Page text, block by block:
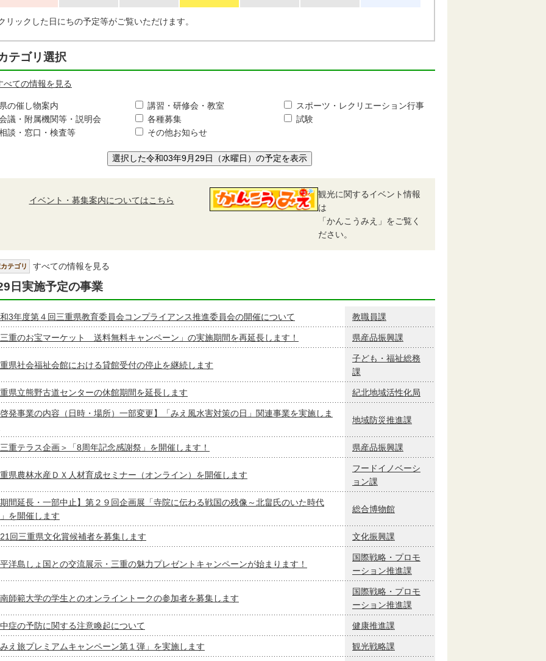
リックした日にちの予定等がご覧いただけます。
テゴリ選択
べての情報を見る
県の催し物案内 講習・研修会・教室
スポーツ・レクリエーション行事
議・附属機関等・説明会
各種募集
試験
談・窓口・検査等
その他お知らせ
選択した令和03年9月29日（水曜日）の予定を表示
イベント・募集案内についてはこちら
観光に関するイベント情報
は
「かんこうみえ」をご覧く
ださい。
テゴリ すべての情報を見る
日実施予定の事業
3年度第４回三重県教育委員会コンプライアンス推進委員会の開催について 教職員課
三重のお宝マーケット 送料無料キャンペーン」の実施期間を再延長します！ 県産品振興課
県社会福祉会館における貸館受付の停止を継続します
子ども・福祉総務
課
県立熊野古道センターの休館期間を延長します 紀北地域活性化局
啓発事業の内容（日時・場所）一部変更】「みえ風水害対策の日」関連事業を実施しま
地域防災推進課
三重テラス企画＞「8周年記念感謝祭」を開催します！ 県産品振興課
県農林水産ＤＸ人材育成セミナー（オンライン）を開催します
フードイノベーシ
ョン課
期間延長・一部中止】第２９回企画展「寺院に伝わる戦国の残像～北畠氏のいた時代
を開催します
総合博物館
回三重県文化賞候補者を募集します 文化振興課
洋島しょ国との交流展示・三重の魅力プレゼントキャンペーンが始まります！
国際戦略・プロモ
ーション推進課
師範大学の学生とのオンライントークの参加者を募集します
国際戦略・プロモ
ーション推進課
症の予防に関する注意喚起について 健康推進課
みえ旅プレミアムキャンペーン第１弾」を実施します 観光戦略課